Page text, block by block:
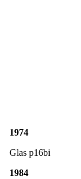
1974
Glas p16bi
1984